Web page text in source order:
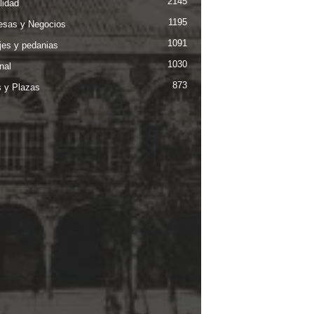
y Negocios 1195
y pedanias 1091
1030
y Plazas 873